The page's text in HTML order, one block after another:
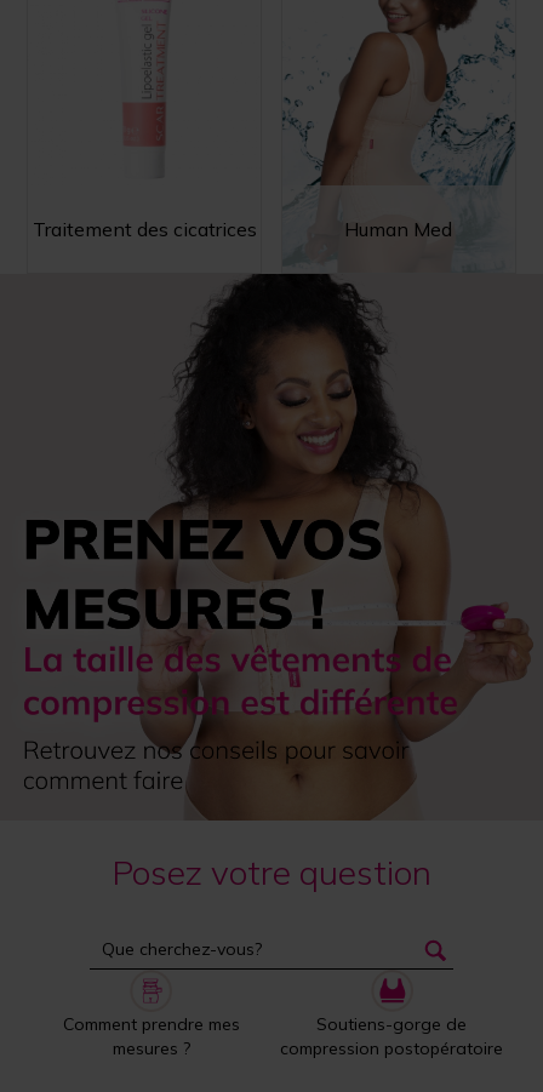
Traitement des cicatrices Human Med
Posez votre question
Comment prendre mes
mesures ?
Soutiens-gorge de
compression postopératoire